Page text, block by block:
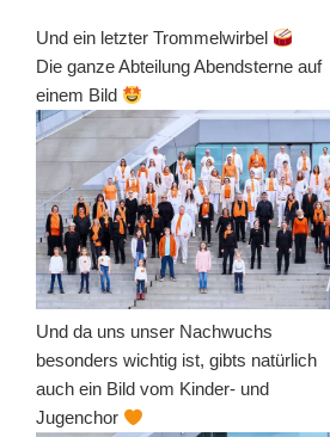
Und ein letzter Trommelwirbel
Die ganze Abteilung Abendsterne auf
einem Bild
Und da uns unser Nachwuchs
besonders wichtig ist, gibts natürlich
auch ein Bild vom Kinder- und
Jugenchor